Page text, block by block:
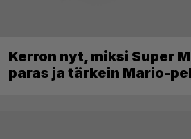
Kerron nyt, miksi Super
paras ja tärkein Mario-